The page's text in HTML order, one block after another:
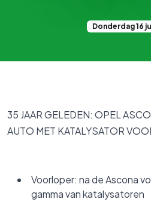
Donderdag 16
35 JAAR GELEDEN: OPEL
AUTO MET KATALYSATOR
Voorloper: na de Ascona
gamma van katalysatoren